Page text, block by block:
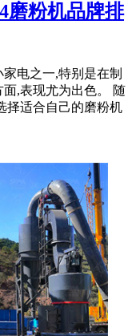
磨粉机品牌排
电之一,特别是在制
,表现尤为出色。 随
择适合自己的磨粉机